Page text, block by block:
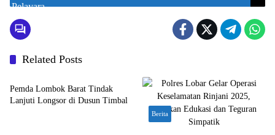
Related Posts
Bali Nusra
Pemda Lombok Barat Tindak
Lanjuti Longsor di Dusun Timbal
Berita